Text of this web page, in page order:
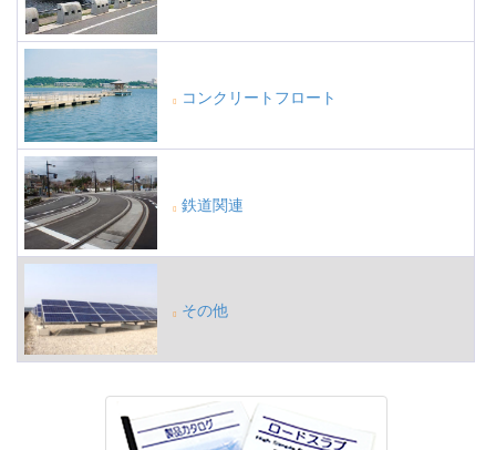
コンクリートフロート
鉄道関連
その他